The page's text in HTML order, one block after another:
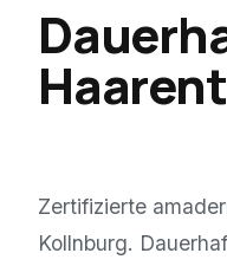
Zertifizierte
Kollnburg.